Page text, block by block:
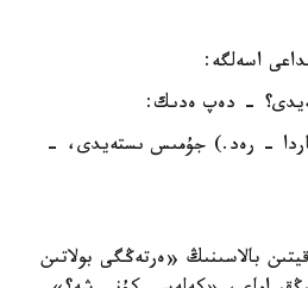
اسەلگە:
- دەپ ەدىك:
- رەد.) جۇمىس ىستەيدى، -
بالاسىنىڭ «ەرتەڭگى بولاتىن